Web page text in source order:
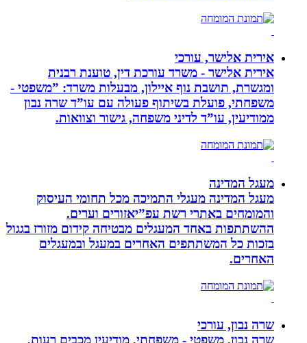
אירית אלישר, עורכי
אירית אלישר - משרד עורכת דין, טוענת רבנית
ומגשרת, תושבת נוף איילון, מבעלות משרד: ”משפטי -
משפחתי, פועלת בשיתוף פעולה עם עו”ד שרה נבון
ממודיעין, עו”ד לדיני משפחה, גישור וצוואות.
מעגל המדינה
מעגל המדינה מעגלי התמיכה מכל תחומי העיסוק
והמומחים באתרי רשת עפ”יאזורים וערים.
ההשתתפות באחד המעגלים מבטיחה קידום מזורז בגגול
בזכות כל המשתתפים האחרים במעגל ובמעגלים
האחרים.
שרה נבון, עורכי
שרה נבון, משפטי - משפחתי, מודיעין מכבים רעות,